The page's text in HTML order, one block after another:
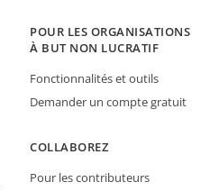
POUR LES ORGANISATIONS
À BUT NON LUCRATIF
Fonctionnalités et outils
Demander un compte gratuit
COLLABOREZ
Pour les contributeurs